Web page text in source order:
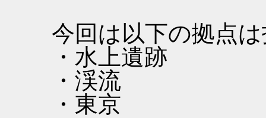
今回は以下の拠点
・水上遺跡
・渓流
・東京